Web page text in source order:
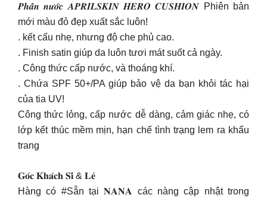
𝑷𝒉𝒂̂́𝒏 𝒏𝒖̛𝒐̛́𝒄 𝑨𝑷𝑹𝑰𝑳𝑺𝑲𝑰𝑵 𝑯𝑬𝑹𝑶 𝑪𝑼𝑺𝑯𝑰𝑶𝑵 Phiên bản
mới màu đỏ đẹp xuất sắc luôn!
. kết cấu nhẹ, nhưng độ che phủ cao.
. Finish satin giúp da luôn tươi mát suốt cả ngày.
. Công thức cấp nước, và thoáng khí.
. Chứa SPF 50+/PA giúp bảo vệ da bạn khỏi tác hại
của tia UV!
Công thức lỏng, cấp nước dễ dàng, cảm giác nhẹ, có
lớp kết thúc mềm mịn, hạn chế tình trạng lem ra khẩu
trang
𝐆𝐨́𝐜 𝐊𝐡𝐚́𝐜𝐡 𝐒𝐢̉ & 𝐋𝐞̉
Hàng có #Sẵn tại 𝐍𝐀𝐍𝐀 các nàng cập nhật trong